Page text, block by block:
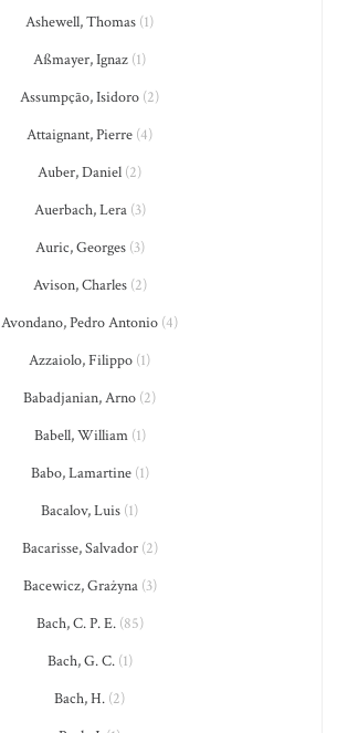
Ashewell, Thomas (1)
Aßmayer, Ignaz (1)
Assumpção, Isidoro (2)
Attaignant, Pierre (4)
Auber, Daniel (2)
Auerbach, Lera(3)
Auric, Georges(3)
Avison, Charles(2)
Avondano, Pedro Antonio (4)
Azzaiolo, Filippo (1)
Babadjanian, Arno (2)
Babell, William(1)
Babo, Lamartine(1)
Bacalov, Luis (1)
Bacarisse, Salvador(2)
Bacewicz, Grażyna(3)
Bach, C. P. E.(85)
Bach, G. C.(1)
Bach, H. (2)